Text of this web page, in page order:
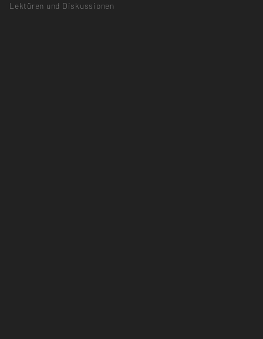
Lektüren und Diskussionen